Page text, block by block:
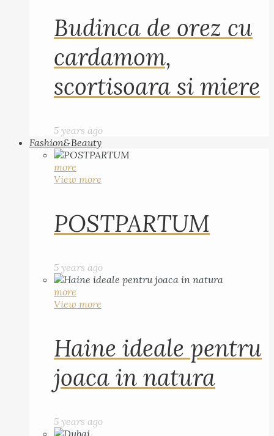
Budinca de orez cu
cardamom,
scortisoara si miere
5 years ago
Fashion&Beauty
more
View more
POSTPARTUM
5 years ago
more
View more
Haine ideale pentru
joaca in natura
5 years ago